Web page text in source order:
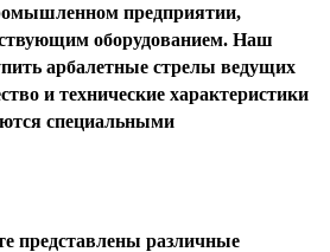
предприятии,
оборудованием. Наш
арбалетные стрелы ведущих
и технические характеристики
специальными
представлены различные
раз в 2 недели